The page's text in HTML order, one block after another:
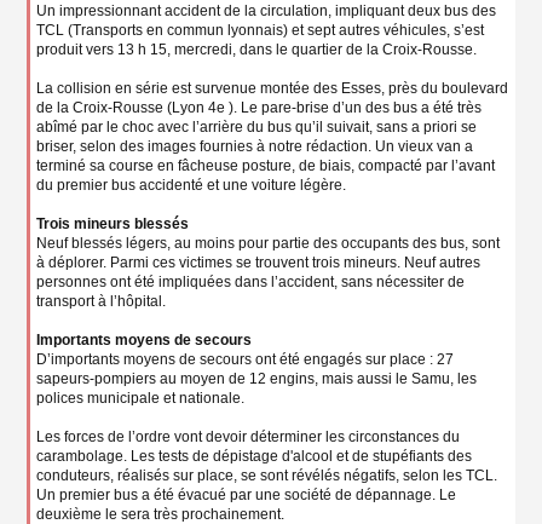
Un impressionnant accident de la circulation, impliquant deux bus des
TCL (Transports en commun lyonnais) et sept autres véhicules, s’est
produit vers 13 h 15, mercredi, dans le quartier de la Croix-Rousse.
La collision en série est survenue montée des Esses, près du boulevard
de la Croix-Rousse (Lyon 4e ). Le pare-brise d’un des bus a été très
abîmé par le choc avec l’arrière du bus qu’il suivait, sans a priori se
briser, selon des images fournies à notre rédaction. Un vieux van a
terminé sa course en fâcheuse posture, de biais, compacté par l’avant
du premier bus accidenté et une voiture légère.
Trois mineurs blessés
Neuf blessés légers, au moins pour partie des occupants des bus, sont
à déplorer. Parmi ces victimes se trouvent trois mineurs. Neuf autres
personnes ont été impliquées dans l’accident, sans nécessiter de
transport à l’hôpital.
Importants moyens de secours
D’importants moyens de secours ont été engagés sur place : 27
sapeurs-pompiers au moyen de 12 engins, mais aussi le Samu, les
polices municipale et nationale.
Les forces de l’ordre vont devoir déterminer les circonstances du
carambolage. Les tests de dépistage d'alcool et de stupéfiants des
conduteurs, réalisés sur place, se sont révélés négatifs, selon les TCL.
Un premier bus a été évacué par une société de dépannage. Le
deuxième le sera très prochainement.